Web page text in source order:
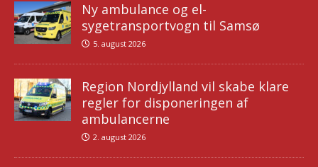
Ny ambulance og el-
sygetransportvogn til Samsø
5. august 2026
Region Nordjylland vil skabe klare
regler for disponeringen af
ambulancerne
2. august 2026